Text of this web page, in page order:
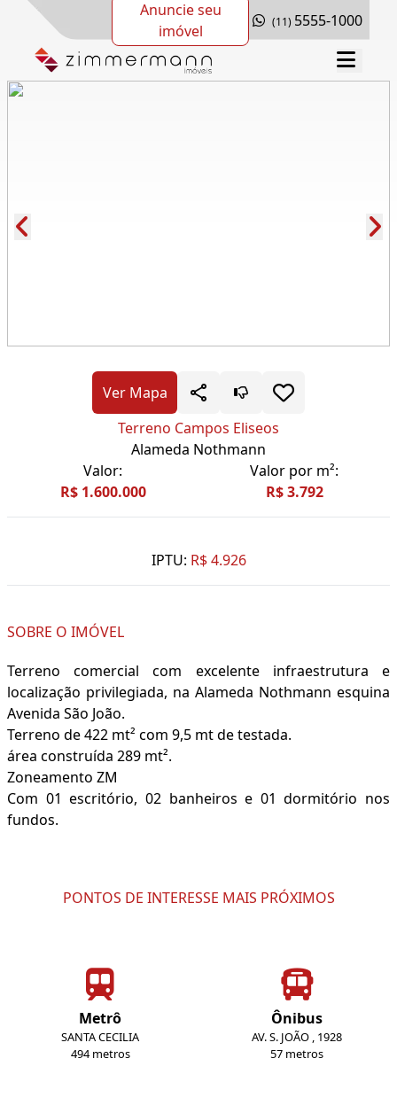
Anuncie seu
imóvel
(11) 5555-1000
Ver Mapa
Terreno Campos Eliseos
Alameda Nothmann
Valor:
R$ 1.600.000
Valor por m²:
R$ 3.792
IPTU: R$ 4.926
SOBRE O IMÓVEL
Terreno comercial com excelente infraestrutura e
localização privilegiada, na Alameda Nothmann esquina
Avenida São João.
Terreno de 422 mt² com 9,5 mt de testada.
área construída 289 mt².
Zoneamento ZM
Com 01 escritório, 02 banheiros e 01 dormitório nos
fundos.
PONTOS DE INTERESSE MAIS PRÓXIMOS
Metrô
SANTA CECILIA
494 metros
Ônibus
AV. S. JOÃO , 1928
57 metros